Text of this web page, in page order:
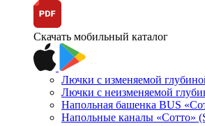
Скачать мобильный каталог
Лючки с изменяемой
Лючки с неизменяемой
Напольная башенка BUS
Напольные каналы «Сотто»